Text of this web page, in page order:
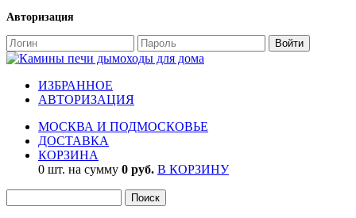
Авторизация
ИЗБРАННОЕ
АВТОРИЗАЦИЯ
МОСКВА И ПОДМОСКОВЬЕ
ДОСТАВКА
КОРЗИНА
0 шт. на сумму 0 руб. В КОРЗИНУ